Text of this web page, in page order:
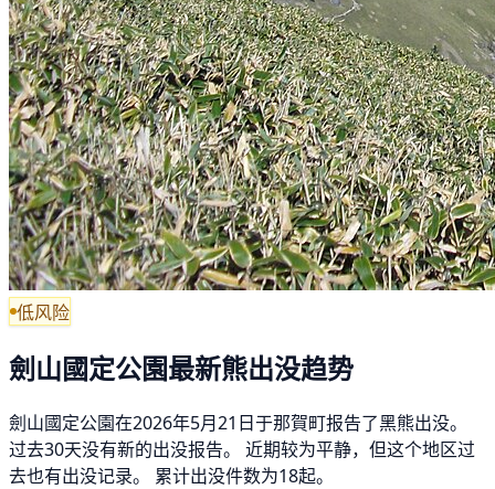
低风险
劍山國定公園最新熊出没趋势
劍山國定公園在2026年5月21日于那賀町报告了黑熊出没。
过去30天没有新的出没报告。 近期较为平静，但这个地区过
去也有出没记录。 累计出没件数为18起。